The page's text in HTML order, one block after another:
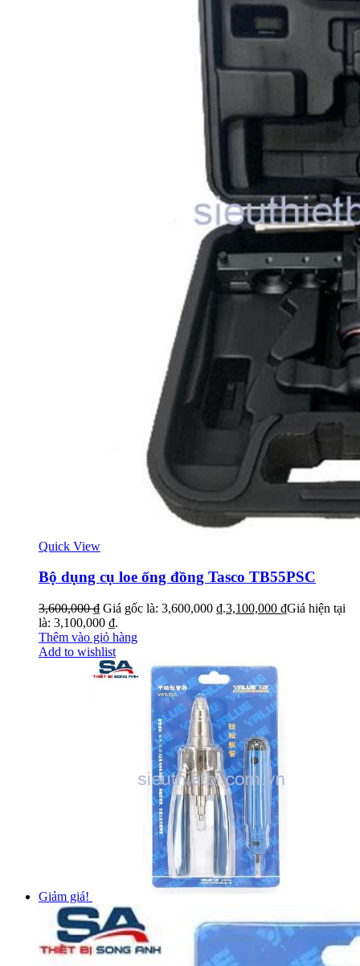
Quick View
Bộ dụng cụ loe ống đồng Tasco TB55PSC
3,600,000₫ Giá gốc là: 3,600,000 ₫.3,100,000 ₫Giá hiện tại
là: 3,100,000 ₫.
Thêm vào giỏ hàng
Add to wishlist
Giảm giá!